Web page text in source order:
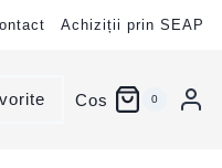
Achiziții prin SEAP
Cos 0